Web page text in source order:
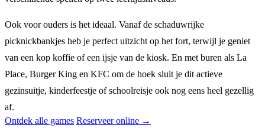
Ook voor ouders is het ideaal. Vanaf de schaduwrijke
picknickbankjes heb je perfect uitzicht op het fort, terwijl je geniet
van een kop koffie of een ijsje van de kiosk. En met buren als La
Place, Burger King en KFC om de hoek sluit je dit actieve
gezinsuitje, kinderfeestje of schoolreisje ook nog eens heel gezellig
af.
Ontdek alle games Reserveer online →